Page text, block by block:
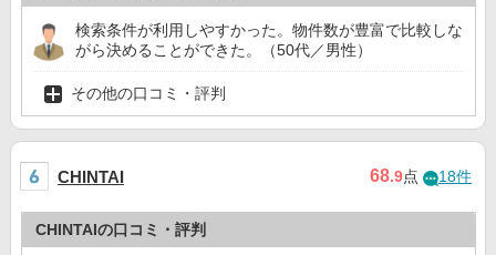
検索条件が利用しやすかった。物件数が豊富で比較しな
がら決めることができた。（50代／男性）
その他の口コミ・評判
CHINTAI 68.9点 18件
CHINTAIの口コミ・評判